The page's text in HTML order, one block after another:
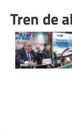
Tren de